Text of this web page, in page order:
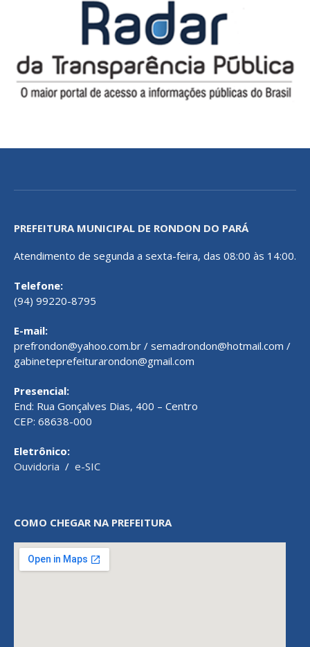
PREFEITURA MUNICIPAL DE RONDON DO PARÁ
Atendimento de segunda a sexta-feira, das 08:00 às 14:00.
Telefone:
(94) 99220-8795
E-mail:
prefrondon@yahoo.com.br / semadrondon@hotmail.com /
gabineteprefeiturarondon@gmail.com
Presencial:
End: Rua Gonçalves Dias, 400 – Centro
CEP: 68638-000
Eletrônico:
Ouvidoria / e-SIC
COMO CHEGAR NA PREFEITURA